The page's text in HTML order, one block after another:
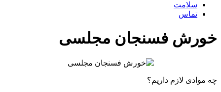
سلامت
تماس
خورش فسنجان مجلسی
چه موادی لازم داریم؟